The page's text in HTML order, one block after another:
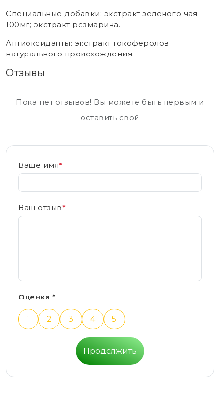
Специальные добавки: экстракт зеленого чая
100мг; экстракт розмарина.
Антиоксиданты: экстракт токоферолов
натурального происхождения.
Отзывы
Пока нет отзывов! Вы можете быть первым и
оставить свой
Ваше имя*
Ваш отзыв*
Оценка *
1 2 3 4 5
Продолжить